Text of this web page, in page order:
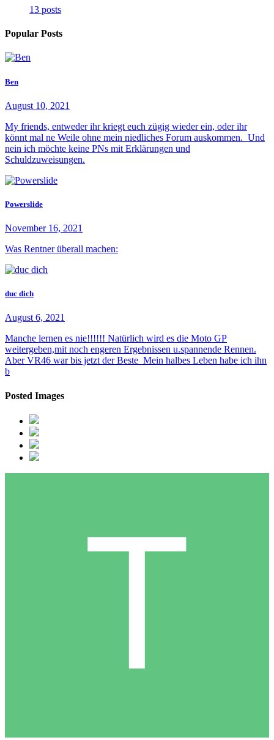
13 posts
Popular Posts
Ben
August 10, 2021
My friends, entweder ihr kriegt euch zügig wieder ein, oder ihr
könnt mal ne Weile ohne mein niedliches Forum auskommen. Und
nein ich möchte keine PNs mit Erklärungen und
Schuldzuweisungen.
Powerslide
November 16, 2021
Was Rentner überall machen:
duc dich
August 6, 2021
Manche lernen es nie!!!!!! Natürlich wird es die Moto GP
weitergeben,mit noch engeren Ergebnissen u.spannende Rennen.
Aber VR46 war bis jetzt der Beste Mein halbes Leben habe ich ihn
b
Posted Images